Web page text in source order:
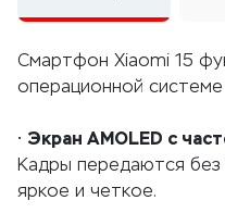
Смартфон Xiaomi 15
операционной системе
• Экран AMOLED с
Кадры передаются
яркое и четкое.